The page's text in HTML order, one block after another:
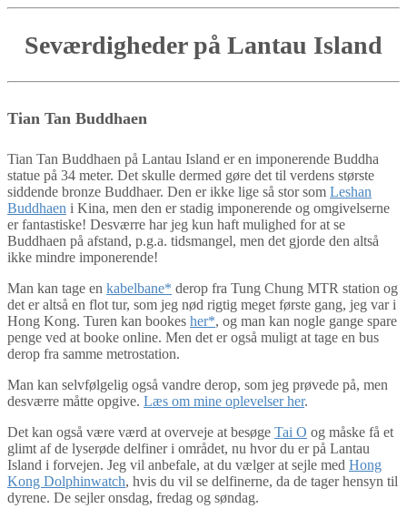
Seværdigheder på Lantau Island
Tian Tan Buddhaen
Tian Tan Buddhaen på Lantau Island er en imponerende Buddha
statue på 34 meter. Det skulle dermed gøre det til verdens største
siddende bronze Buddhaer. Den er ikke lige så stor som Leshan
Buddhaen i Kina, men den er stadig imponerende og omgivelserne
er fantastiske! Desværre har jeg kun haft mulighed for at se
Buddhaen på afstand, p.g.a. tidsmangel, men det gjorde den altså
ikke mindre imponerende!
Man kan tage en kabelbane* derop fra Tung Chung MTR station og
det er altså en flot tur, som jeg nød rigtig meget første gang, jeg var i
Hong Kong. Turen kan bookes her*, og man kan nogle gange spare
penge ved at booke online. Men det er også muligt at tage en bus
derop fra samme metrostation.
Man kan selvfølgelig også vandre derop, som jeg prøvede på, men
desværre måtte opgive. Læs om mine oplevelser her.
Det kan også være værd at overveje at besøge Tai O og måske få et
glimt af de lyserøde delfiner i området, nu hvor du er på Lantau
Island i forvejen. Jeg vil anbefale, at du vælger at sejle med Hong
Kong Dolphinwatch, hvis du vil se delfinerne, da de tager hensyn til
dyrene. De sejler onsdag, fredag og søndag.